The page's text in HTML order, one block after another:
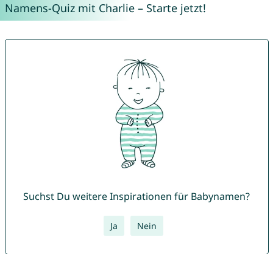
Namens-Quiz mit Charlie – Starte jetzt!
Suchst Du weitere Inspirationen für Babynamen?
Ja Nein